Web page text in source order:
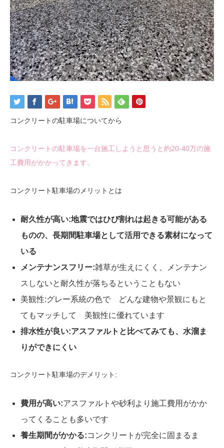
コンクリートの駐車場についてから
コンクリートの駐車場を一台施工しようと思うと約20-40万の施
工費用がかかってきます。
コンクリート駐車場のメリットとは
耐久性が高い:地震ではひび割れは起きる可能がある
ものの、長期間駐車場として活用できる素材になって
いる
メンテナンスフリー:雑草が生えにくく、メンテナン
スしないと耐久性が落ちるということもない
美観性:グレー系統の色で どんな建物や景観にもと
てもマッチして 美観性に優れています
排水性が良い:アスファルトと比べてみても、水溜ま
りができにくい
コンクリート駐車場のデメリット:
費用が高い:アスファルトや砂利より施工費用がかか
ってくることも多いです
養生期間がかかる:コンクリートが完全に固まるま